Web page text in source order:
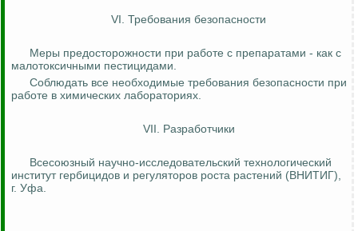
VI. Требования безопасности
Меры предосторожности при работе с препаратами - как с
малотоксичными пестицидами.
Соблюдать все необходимые требования безопасности при
работе в химических лабораториях.
VII. Разработчики
Всесоюзный научно-исследовательский технологический
институт гербицидов и регуляторов роста растений (ВНИТИГ),
г. Уфа.